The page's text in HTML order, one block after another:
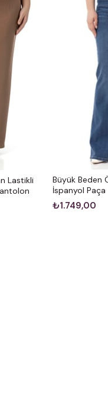
Lastikli
Büyük Beden
İspanyol
₺1.749,00